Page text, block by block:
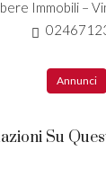
Immobili –
Annunci
Su